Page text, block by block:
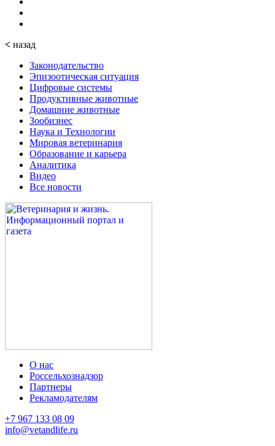
< назад
Законодательство
Эпизоотическая ситуация
Цифровые системы
Продуктивные животные
Домашние животные
Зообизнес
Наука и Технологии
Мировая ветеринария
Образование и карьера
Аналитика
Видео
Все новости
О нас
Россельхознадзор
Партнеры
Рекламодателям
+7 967 133 08 09
info@vetandlife.ru